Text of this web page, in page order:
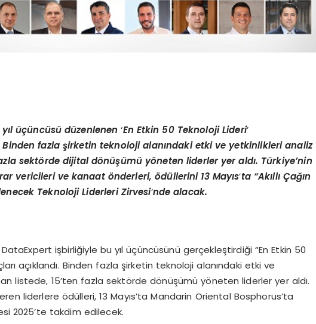
üçüncüsü düzenlenen‘En Etkin 50 Teknoloji Lideri’
Binden fazla şirketin teknoloji alanındaki etki ve yetkinlikleri analiz
sektörde dijital dönüşümü yöneten liderler yer aldı. Türkiye’nin
vericileri ve kanaat önderleri,ödüllerini 13 Mayıs’ta “Akıllı Çağın
Teknoloji Liderleri Zirvesi’nde alacak.
DataExpert işbirliğiyle bu yıl üçüncüsünü gerçekleştirdiği “En Etkin 50
açıklandı. Binden fazla şirketin teknoloji alanındaki etki ve
listede, 15’ten fazla sektörde dönüşümü yöneten liderler yer aldı.
liderlere ödülleri, 13 Mayıs’ta Mandarin Oriental Bosphorus’ta
2025’te takdim edilecek.